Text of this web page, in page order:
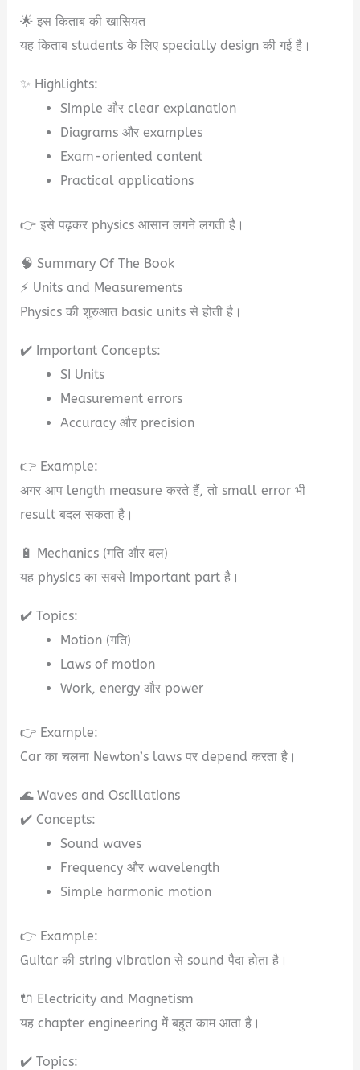
🌟 इस किताब की खासियत
यह किताब students के लिए specially design की गई है।
✨ Highlights:
Simple और clear explanation
Diagrams और examples
Exam-oriented content
Practical applications
👉 इसे पढ़कर physics आसान लगने लगती है।
🧠 Summary Of The Book
⚡ Units and Measurements
Physics की शुरुआत basic units से होती है।
✔️ Important Concepts:
SI Units
Measurement errors
Accuracy और precision
👉 Example:
अगर आप length measure करते हैं, तो small error भी
result बदल सकता है।
🔋 Mechanics (गति और बल)
यह physics का सबसे important part है।
✔️ Topics:
Motion (गति)
Laws of motion
Work, energy और power
👉 Example:
Car का चलना Newton’s laws पर depend करता है।
🌊 Waves and Oscillations
✔️ Concepts:
Sound waves
Frequency और wavelength
Simple harmonic motion
👉 Example:
Guitar की string vibration से sound पैदा होता है।
🔌 Electricity and Magnetism
यह chapter engineering में बहुत काम आता है।
✔️ Topics: